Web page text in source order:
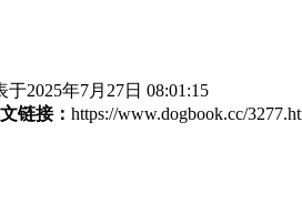
于2025年7月27日 08:01:15
链接： https://www.dogbook.cc/